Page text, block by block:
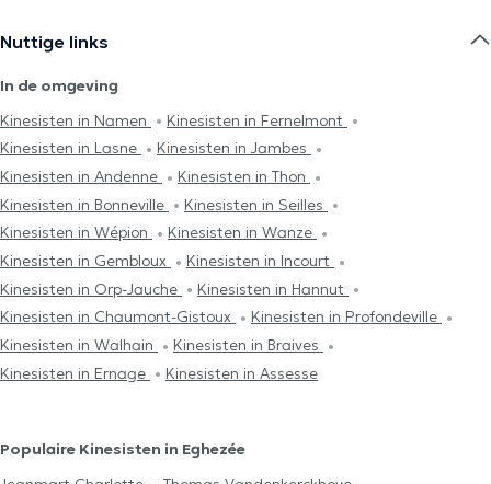
Nuttige links
In de omgeving
Kinesisten in Namen
Kinesisten in Fernelmont
Kinesisten in Lasne
Kinesisten in Jambes
Kinesisten in Andenne
Kinesisten in Thon
Kinesisten in Bonneville
Kinesisten in Seilles
Kinesisten in Wépion
Kinesisten in Wanze
Kinesisten in Gembloux
Kinesisten in Incourt
Kinesisten in Orp-Jauche
Kinesisten in Hannut
Kinesisten in Chaumont-Gistoux
Kinesisten in Profondeville
Kinesisten in Walhain
Kinesisten in Braives
Kinesisten in Ernage
Kinesisten in Assesse
Populaire Kinesisten in Eghezée